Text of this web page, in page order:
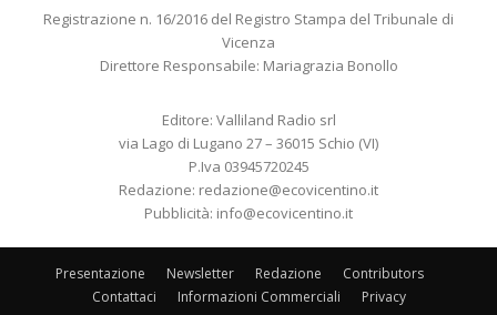
Registrazione n. 16/2016 del Registro Stampa del Tribunale di
Vicenza
Direttore Responsabile: Mariagrazia Bonollo
Editore: Valliland Radio srl
via Lago di Lugano 27 – 36015 Schio (VI)
P.Iva 03945720245
Redazione: redazione@ecovicentino.it
Pubblicità: info@ecovicentino.it
Presentazione Newsletter Redazione
Contributors
Contattaci
Informazioni Commerciali Privacy